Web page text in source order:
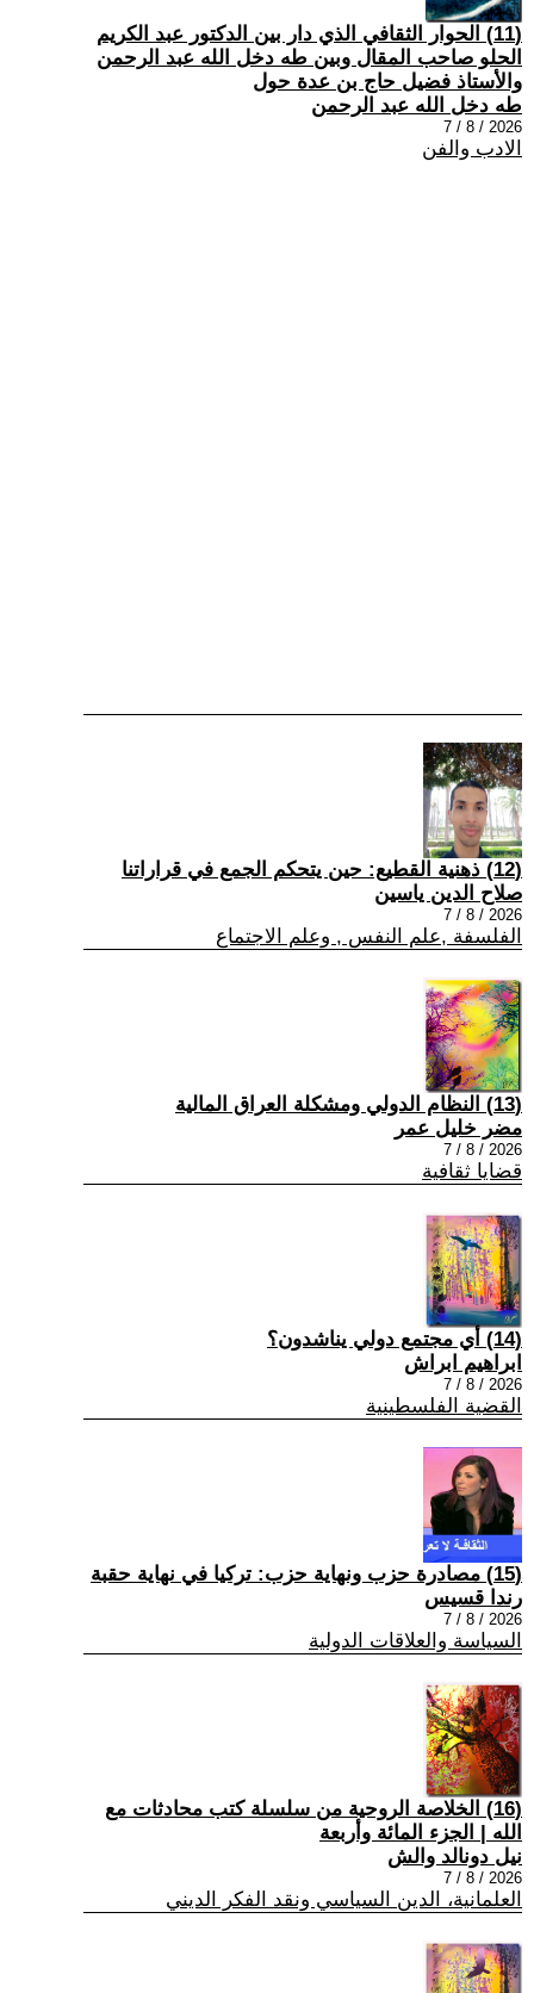
(11) الحوار الثقافي الذي دار بين الدكتور عبد الكريم
الحلو صاحب المقال وبين طه دخل الله عبد الرحمن
والأستاذ فضيل حاج بن عدة حول
طه دخل الله عبد الرحمن
2026 / 8 / 7
الادب والفن
(12) ذهنية القطيع: حين يتحكم الجمع في قراراتنا
صلاح الدين ياسين
2026 / 8 / 7
الفلسفة ,علم النفس , وعلم الاجتماع
(13) النظام الدولي ومشكلة العراق المالية
مضر خليل عمر
2026 / 8 / 7
قضايا ثقافية
(14) أي مجتمع دولي يناشدون؟
ابراهيم ابراش
2026 / 8 / 7
القضية الفلسطينية
(15) مصادرة حزب ونهاية حزب: تركيا في نهاية حقبة
رندا قسيس
2026 / 8 / 7
السياسة والعلاقات الدولية
(16) الخلاصة الروحية من سلسلة كتب محادثات مع
الله | الجزء المائة وأربعة
نيل دونالد والش
2026 / 8 / 7
العلمانية، الدين السياسي ونقد الفكر الديني